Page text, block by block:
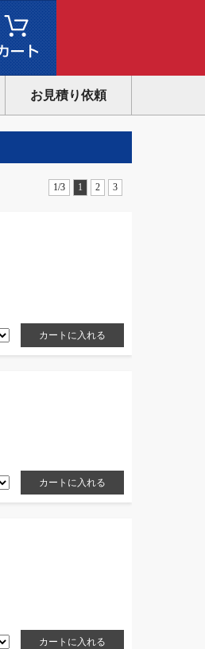
お見積り依頼
1/3 1 2 3